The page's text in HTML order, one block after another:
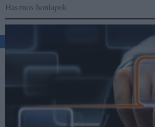
Hasznos honlapok